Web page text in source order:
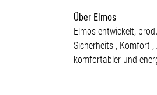
Über Elmos
Elmos entwickelt,
Sicherheits-, Komfort-
komfortabler und